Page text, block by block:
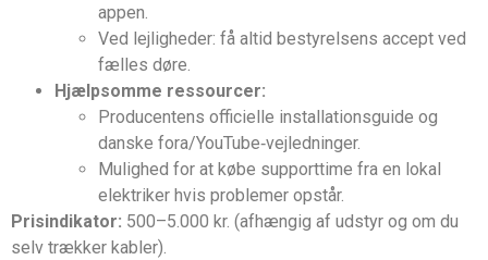
appen.
Ved lejligheder: få altid bestyrelsens accept ved
fælles døre.
Hjælpsomme ressourcer:
Producentens officielle installationsguide og
danske fora/YouTube‑vejledninger.
Mulighed for at købe supporttime fra en lokal
elektriker hvis problemer opstår.
Prisindikator: 500–5.000 kr. (afhængig af udstyr og om du
selv trækker kabler).